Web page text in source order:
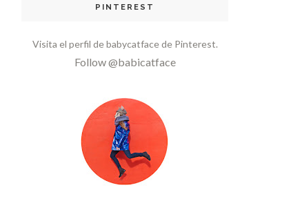
PINTEREST
Visita el perfil de babycatface de Pinterest.
Follow @babicatface